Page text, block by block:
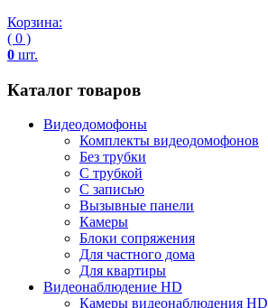
Корзина:
( 0 )
0 шт.
Каталог товаров
Видеодомофоны
Комплекты видеодомофонов
Без трубки
С трубкой
С записью
Вызывные панели
Камеры
Блоки сопряжения
Для частного дома
Для квартиры
Видеонаблюдение HD
Камеры видеонаблюдения HD